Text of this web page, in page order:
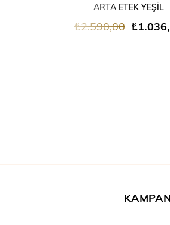
ARTA ETEK YEŞİL
₺2.590,00